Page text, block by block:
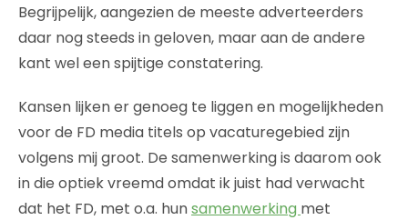
Begrijpelijk, aangezien de meeste adverteerders
daar nog steeds in geloven, maar aan de andere
kant wel een spijtige constatering.
Kansen lijken er genoeg te liggen en mogelijkheden
voor de FD media titels op vacaturegebied zijn
volgens mij groot. De samenwerking is daarom ook
in die optiek vreemd omdat ik juist had verwacht
dat het FD, met o.a. hunsamenwerking met